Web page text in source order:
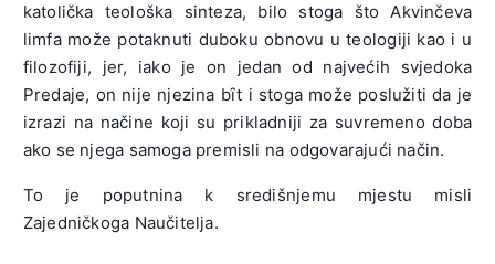
katolička teološka sinteza, bilo stoga što Akvinčeva
limfa može potaknuti duboku obnovu u teologiji kao i u
filozofiji, jer, iako je on jedan od najvećih svjedoka
Predaje, on nije njezina bȋt i stoga može poslužiti da je
izrazi na načine koji su prikladniji za suvremeno doba
ako se njega samoga premisli na odgovarajući način.
To je poputnina k središnjemu mjestu misli
Zajedničkoga Naučitelja.